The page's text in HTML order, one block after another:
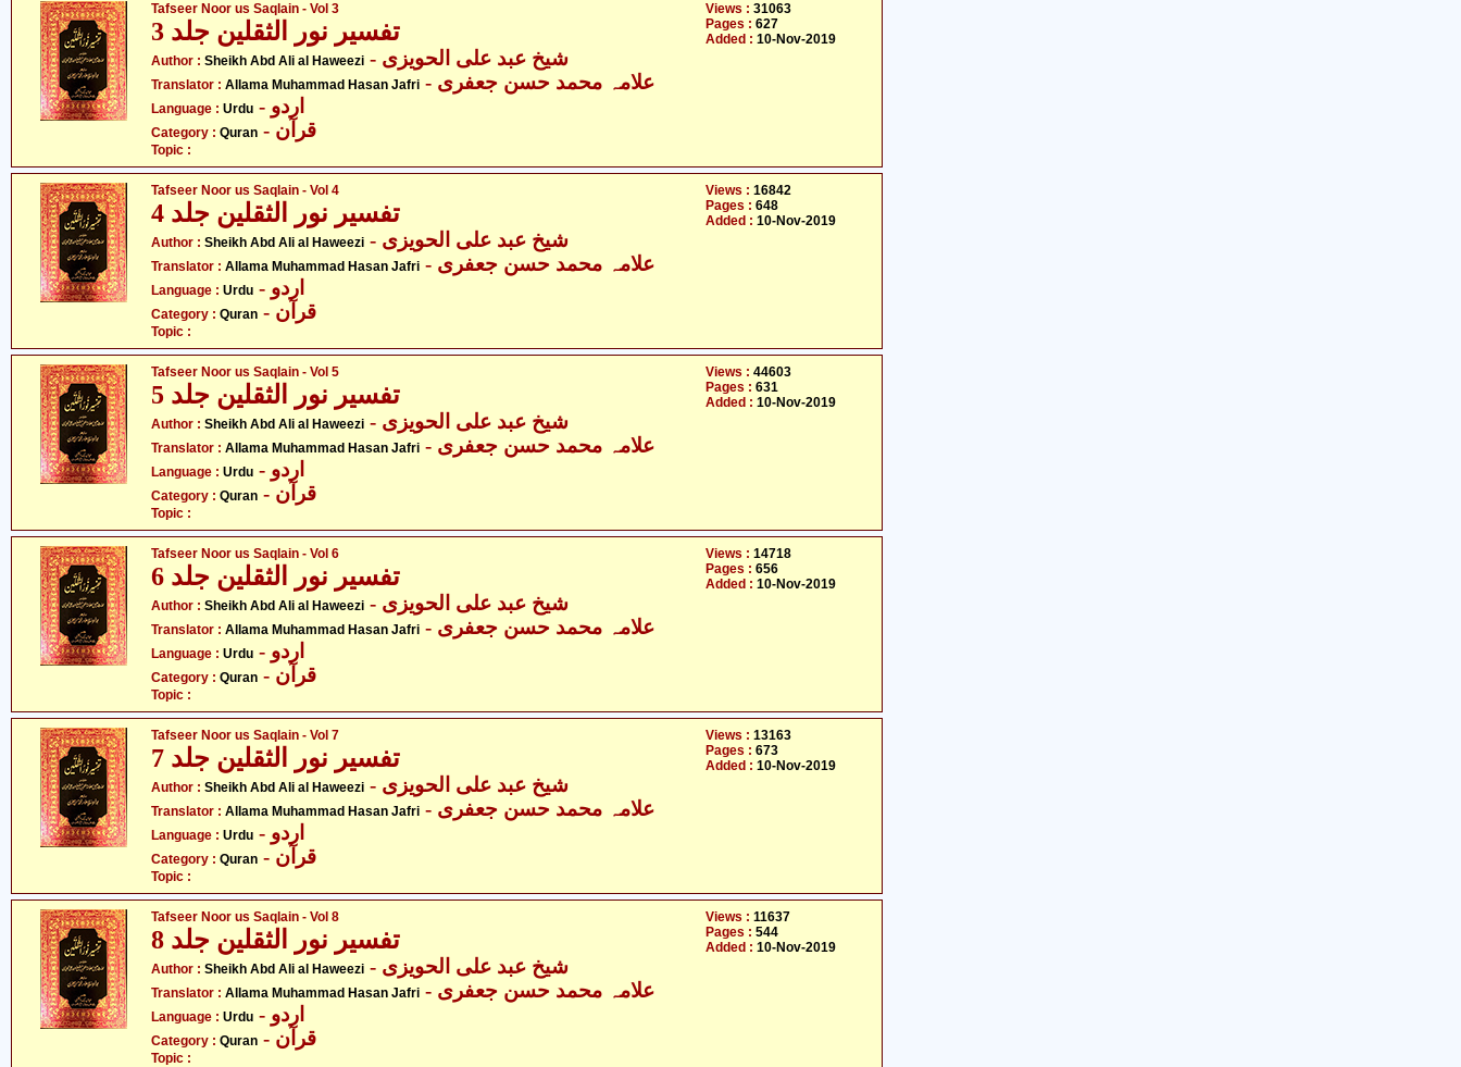
Tafseer Noor us Saqlain - Vol 3
تفسیر نور الثقلین جلد 3
Author : Sheikh Abd Ali al Haweezi - شیخ عبد علی الحویزی
Translator : Allama Muhammad Hasan Jafri - علامہ محمد حسن جعفری
Language : Urdu - اردو
Category : Quran - قرآن
Topic :
Views : 31063
Pages : 627
Added : 10-Nov-2019
Tafseer Noor us Saqlain - Vol 4
تفسیر نور الثقلین جلد 4
Author : Sheikh Abd Ali al Haweezi - شیخ عبد علی الحویزی
Translator : Allama Muhammad Hasan Jafri - علامہ محمد حسن جعفری
Language : Urdu - اردو
Category : Quran - قرآن
Topic :
Views : 16842
Pages : 648
Added : 10-Nov-2019
Tafseer Noor us Saqlain - Vol 5
تفسیر نور الثقلین جلد 5
Author : Sheikh Abd Ali al Haweezi - شیخ عبد علی الحویزی
Translator : Allama Muhammad Hasan Jafri - علامہ محمد حسن جعفری
Language : Urdu - اردو
Category : Quran - قرآن
Topic :
Views : 44603
Pages : 631
Added : 10-Nov-2019
Tafseer Noor us Saqlain - Vol 6
تفسیر نور الثقلین جلد 6
Author : Sheikh Abd Ali al Haweezi - شیخ عبد علی الحویزی
Translator : Allama Muhammad Hasan Jafri - علامہ محمد حسن جعفری
Language : Urdu - اردو
Category : Quran - قرآن
Topic :
Views : 14718
Pages : 656
Added : 10-Nov-2019
Tafseer Noor us Saqlain - Vol 7
تفسیر نور الثقلین جلد 7
Author : Sheikh Abd Ali al Haweezi - شیخ عبد علی الحویزی
Translator : Allama Muhammad Hasan Jafri - علامہ محمد حسن جعفری
Language : Urdu - اردو
Category : Quran - قرآن
Topic :
Views : 13163
Pages : 673
Added : 10-Nov-2019
Tafseer Noor us Saqlain - Vol 8
تفسیر نور الثقلین جلد 8
Author : Sheikh Abd Ali al Haweezi - شیخ عبد علی الحویزی
Translator : Allama Muhammad Hasan Jafri - علامہ محمد حسن جعفری
Language : Urdu - اردو
Category : Quran - قرآن
Topic :
Views : 11637
Pages : 544
Added : 10-Nov-2019